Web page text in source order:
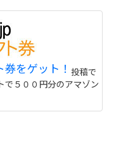
をゲット！ 投稿で
で５００円分のアマゾン